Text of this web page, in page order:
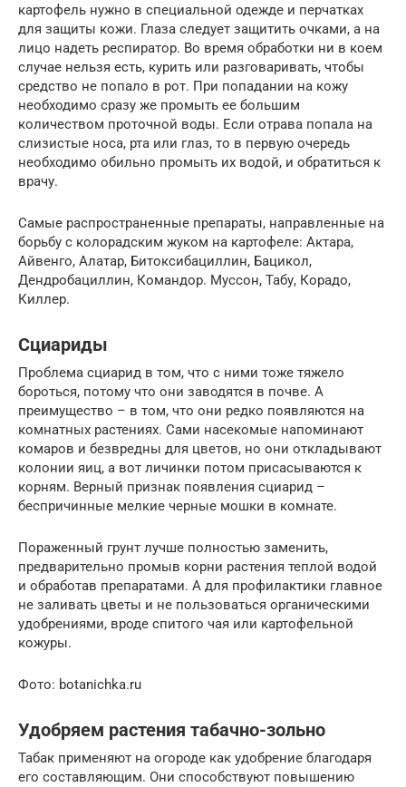
картофель нужно в специальной одежде и перчатках
для защиты кожи. Глаза следует защитить очками, а на
лицо надеть респиратор. Во время обработки ни в коем
случае нельзя есть, курить или разговаривать, чтобы
средство не попало в рот. При попадании на кожу
необходимо сразу же промыть ее большим
количеством проточной воды. Если отрава попала на
слизистые носа, рта или глаз, то в первую очередь
необходимо обильно промыть их водой, и обратиться к
врачу.
Самые распространенные препараты, направленные на
борьбу с колорадским жуком на картофеле: Актара,
Айвенго, Алатар, Битоксибациллин, Бацикол,
Дендробациллин, Командор. Муссон, Табу, Корадо,
Киллер.
Сциариды
Проблема сциарид в том, что с ними тоже тяжело
бороться, потому что они заводятся в почве. А
преимущество – в том, что они редко появляются на
комнатных растениях. Сами насекомые напоминают
комаров и безвредны для цветов, но они откладывают
колонии яиц, а вот личинки потом присасываются к
корням. Верный признак появления сциарид –
беспричинные мелкие черные мошки в комнате.
Пораженный грунт лучше полностью заменить,
предварительно промыв корни растения теплой водой
и обработав препаратами. А для профилактики главное
не заливать цветы и не пользоваться органическими
удобрениями, вроде спитого чая или картофельной
кожуры.
Фото: botanichka.ru
Удобряем растения табачно-зольно
Табак применяют на огороде как удобрение благодаря
его составляющим. Они способствуют повышению